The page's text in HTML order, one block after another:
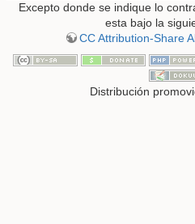
Excepto donde se indique lo
esta bajo la
CC Attribution-Share
Distribución